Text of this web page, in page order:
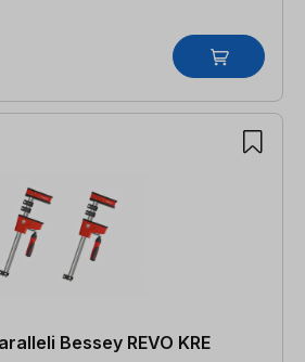
Bessey REVO KRE